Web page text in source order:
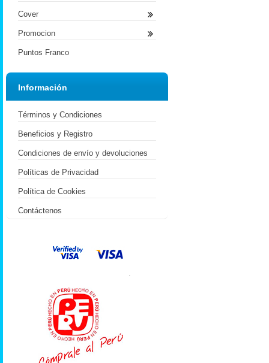
Cover
Promocion
Puntos Franco
Información
Términos y Condiciones
Beneficios y Registro
Condiciones de envío y devoluciones
Políticas de Privacidad
Política de Cookies
Contáctenos
.